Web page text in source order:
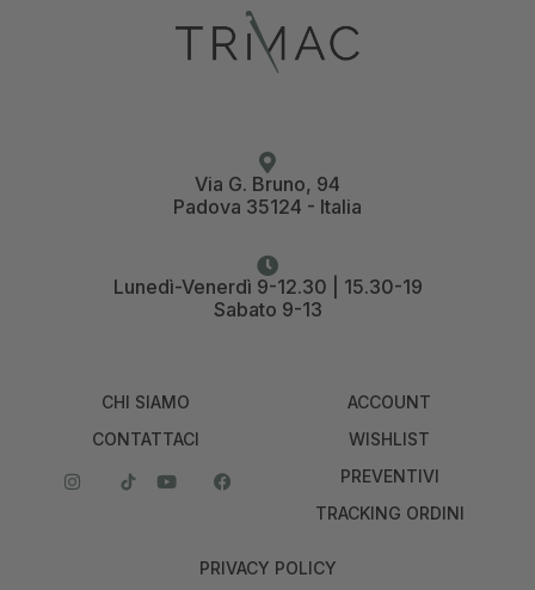
Via G. Bruno, 94
Padova 35124 - Italia
Lunedì-Venerdì 9-12.30 | 15.30-19
Sabato 9-13
CHI SIAMO
CONTATTACI
ACCOUNT
WISHLIST
PREVENTIVI
TRACKING ORDINI
PRIVACY POLICY